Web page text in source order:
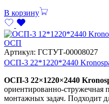
В корзину
ОСП
Артикул: ГСТУТ-00008027
ОСП-3 22*1220*2440
ОСП-3 22×1220×2440
ориентированно-стружечная
монтажных задач. Подходит